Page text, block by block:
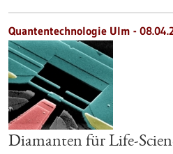
Quantentechnologie Ulm -
Diamanten für Life-